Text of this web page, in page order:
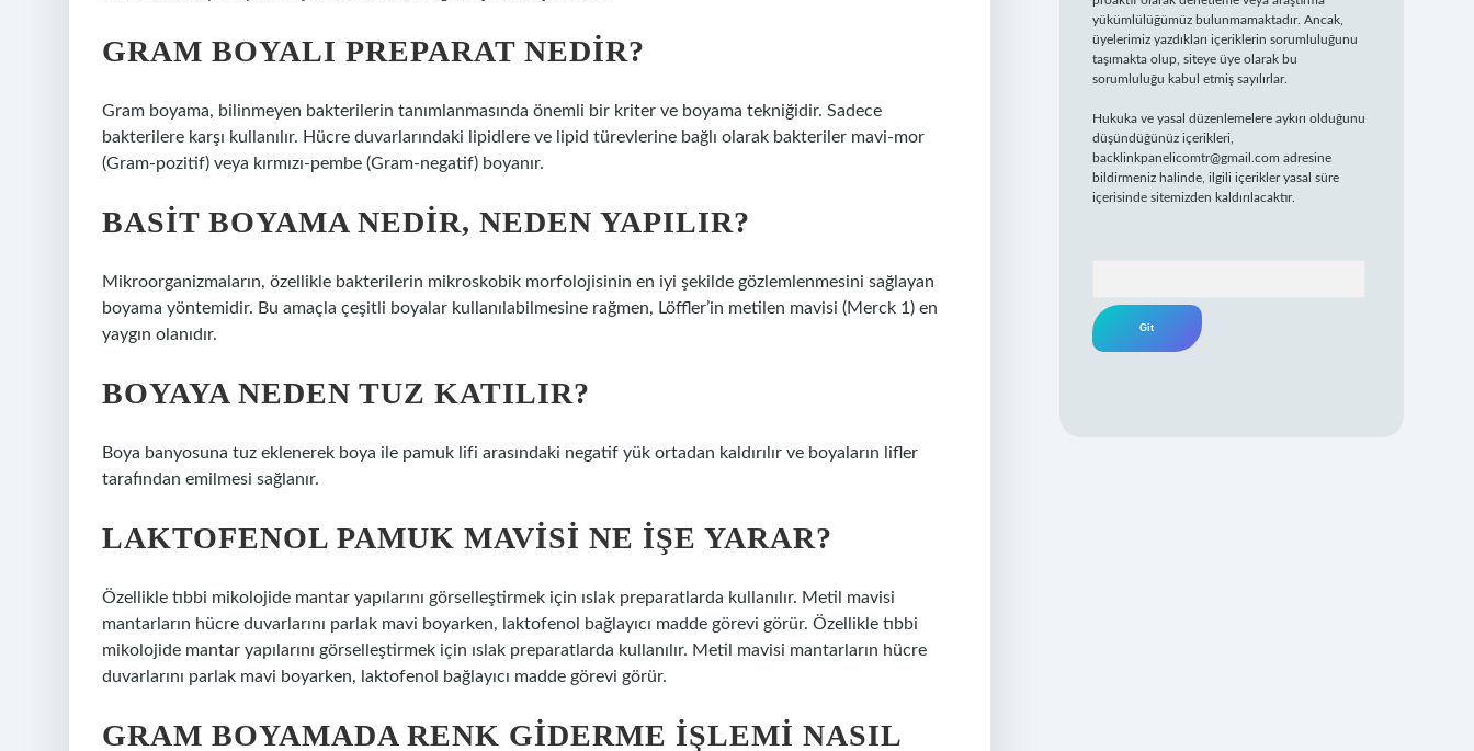
GRAM BOYALI PREPARAT NEDIR?
Gram boyama, bilinmeyen bakterilerin tanımlanmasında önemli bir kriter ve boyama tekniğidir. Sadece
bakterilere karşı kullanılır. Hücre duvarlarındaki lipidlere ve lipid türevlerine bağlı olarak bakteriler mavi-mor
(Gram-pozitif) veya kırmızı-pembe (Gram-negatif) boyanır.
BASIT BOYAMA NEDIR, NEDEN YAPILIR?
Mikroorganizmaların, özellikle bakterilerin mikroskobik morfolojisinin en iyi şekilde gözlemlenmesini sağlayan
boyama yöntemidir. Bu amaçla çeşitli boyalar kullanılabilmesine rağmen, Löffler’in metilen mavisi (Merck 1) en
yaygın olanıdır.
BOYAYA NEDEN TUZ KATILIR?
Boya banyosuna tuz eklenerek boya ile pamuk lifi arasındaki negatif yük ortadan kaldırılır ve boyaların lifler
tarafından emilmesi sağlanır.
LAKTOFENOL PAMUK MAVISI NE IŞE YARAR?
Özellikle tıbbi mikolojide mantar yapılarını görselleştirmek için ıslak preparatlarda kullanılır. Metil mavisi
mantarların hücre duvarlarını parlak mavi boyarken, laktofenol bağlayıcı madde görevi görür. Özellikle tıbbi
mikolojide mantar yapılarını görselleştirmek için ıslak preparatlarda kullanılır. Metil mavisi mantarların hücre
duvarlarını parlak mavi boyarken, laktofenol bağlayıcı madde görevi görür.
GRAM BOYAMADA RENK GIDERME IŞLEMI NASIL
yükümlülüğümüz bulunmamaktadır. Ancak,
üyelerimiz yazdıkları içeriklerin sorumluluğunu
taşımakta olup, siteye üye olarak bu
sorumluluğu kabul etmiş sayılırlar.
Hukuka ve yasal düzenlemelere aykırı olduğunu
düşündüğünüz içerikleri,
backlinkpanelicomtr@gmail.com adresine
bildirmeniz halinde, ilgili içerikler yasal süre
içerisinde sitemizden kaldırılacaktır.